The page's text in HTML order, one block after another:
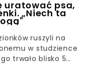
uratować psa,
„Niech ta
ruszyli na
w studzience
trwało blisko 5